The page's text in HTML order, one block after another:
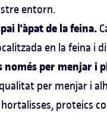
entorn.
l'àpat de la feina.
en la feina i
només per menjar i
per menjar i
proteics